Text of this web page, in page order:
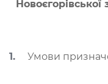
Новоєгорівської
Умови